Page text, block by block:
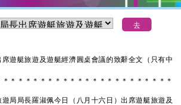
遊艇旅遊及遊艇經濟圓桌會議的致辭全文（只有中
＊ ＊ ＊ ＊ ＊ ＊ ＊ ＊ ＊ ＊ ＊ ＊ ＊ ＊ ＊ ＊ ＊ ＊ ＊ ＊ ＊ ＊ ＊
局長羅淑佩今日（八月十六日）出席遊艇旅遊及